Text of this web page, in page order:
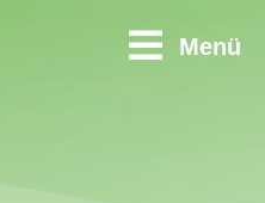
Menü